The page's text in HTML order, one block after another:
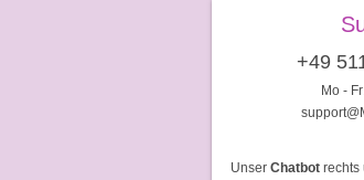
+49
Mo -
Unser Chatbot rechts